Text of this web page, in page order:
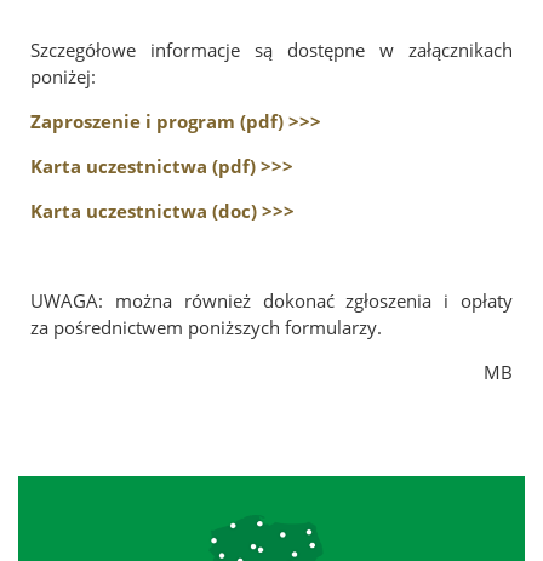
Szczegółowe informacje są dostępne w załącznikach
poniżej:
Zaproszenie i program (pdf) >>>
Karta uczestnictwa (pdf) >>>
Karta uczestnictwa (doc) >>>
UWAGA: można również dokonać zgłoszenia i opłaty
za pośrednictwem poniższych formularzy.
MB